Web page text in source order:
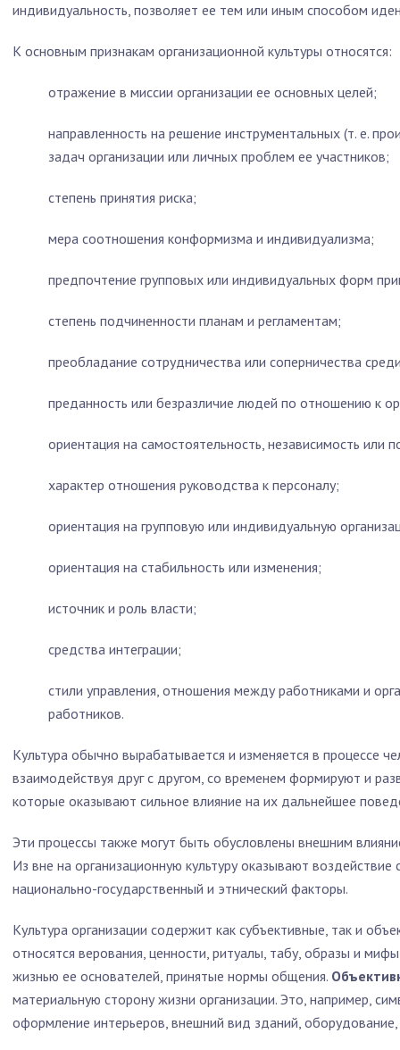
индивидуальность, по­зволяет ее тем или иным способом
К основным признакам организационной культуры относятся:
отражение в миссии организации ее основных целей;
направленность на решение инструментальных (т. е.
задач организации или личных проблем ее участников;
степень принятия риска;
мера соотношения конформизма и индивидуализма;
предпочтение групповых или индивидуальных форм
степень подчиненности планам и регламентам;
преобладание сотрудничества или соперничества
преданность или безразличие людей по отношению к
ориентация на самостоятельность, независимость или
характер отношения руководства к персоналу;
ориентация на групповую или индивидуальную
ориентация на стабильность или изменения;
источник и роль власти;
средства интеграции;
стили управления, отношения между работниками и
работников.
Культура обычно вырабатывается и изменяется в процессе
взаимодействуя друг с другом, со временем формируют и
которые оказы­вают сильное влияние на их дальнейшее
Эти процессы также могут быть обусловлены внешним
Из вне на организационную культу­ру оказывают
нацио­нально-государственный и этнический факторы.
Культура организации содержит как субъективные, так и
относятся верования, ценности, ритуалы, та­бу, образы и
жизнью ее основателей, принятые нормы общения.
материальную сторону жизни организации. Это, например,
оформление интерьеров, внешний вид зда­ний,